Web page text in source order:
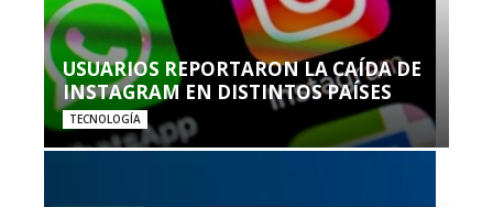
USUARIOS REPORTARON LA CAÍDA DE
INSTAGRAM EN DISTINTOS PAÍSES
TECNOLOGÍA